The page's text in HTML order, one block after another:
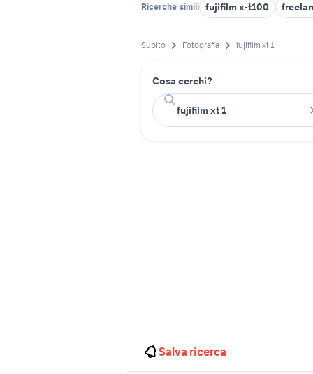
Ricerche simili fujifilm x-t100
Subito Fotografia fujifilm xt 1
Cosa cerchi?
Salva ricerca